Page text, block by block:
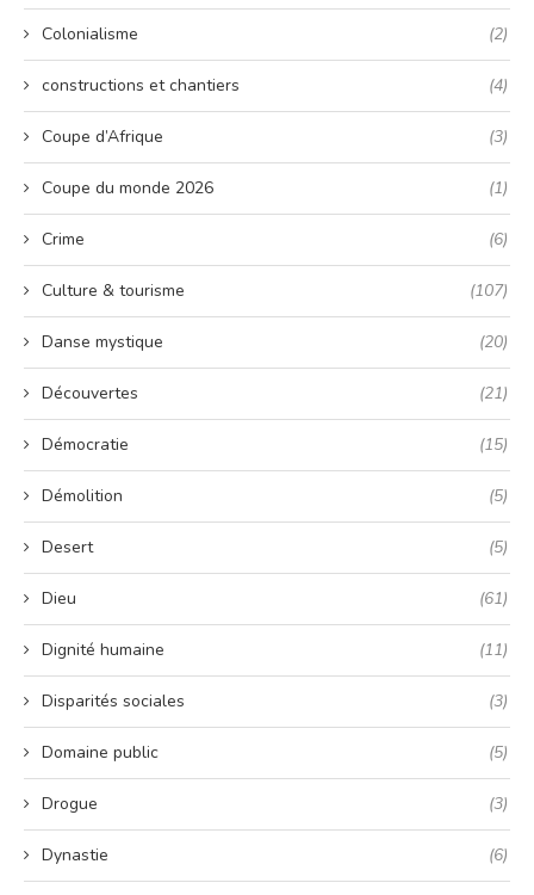
Colonialisme (2)
constructions et chantiers (4)
Coupe d’Afrique (3)
Coupe du monde 2026 (1)
Crime (6)
Culture & tourisme (107)
Danse mystique (20)
Découvertes (21)
Démocratie (15)
Démolition (5)
Desert (5)
Dieu (61)
Dignité humaine (11)
Disparités sociales (3)
Domaine public (5)
Drogue (3)
Dynastie (6)